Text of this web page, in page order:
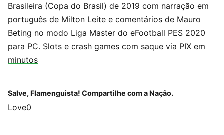
Brasileira (Copa do Brasil) de 2019 com narração em
português de Milton Leite e comentários de Mauro
Beting no modo Liga Master do eFootball PES 2020
para PC. Slots e crash games com saque via PIX em
minutos
Salve, Flamenguista! Compartilhe com a Nação.
Love0